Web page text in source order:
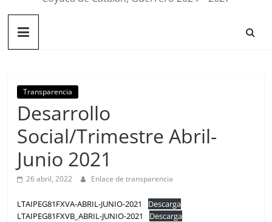
Transparencia
Desarrollo
Social/Trimestre Abril-
Junio 2021
26 abril, 2022 Enlace de transparencia
LTAIPEG81FXVA-ABRIL-JUNIO-2021
Descarga
LTAIPEG81FXVB_ABRIL-JUNIO-2021
Descarga